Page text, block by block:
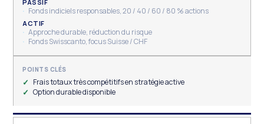
PASSIF
Fonds indiciels responsables, 20 / 40 / 60 / 80 % actions
ACTIF
Approche durable, réduction du risque
Fonds Swisscanto, focus Suisse / CHF
Frais totaux très compétitifs en stratégie active
Option durable disponible